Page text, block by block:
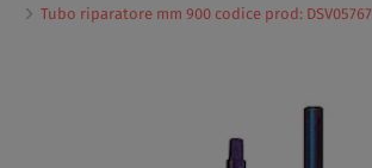
Tubo riparatore mm 900 codice prod: DSV05767